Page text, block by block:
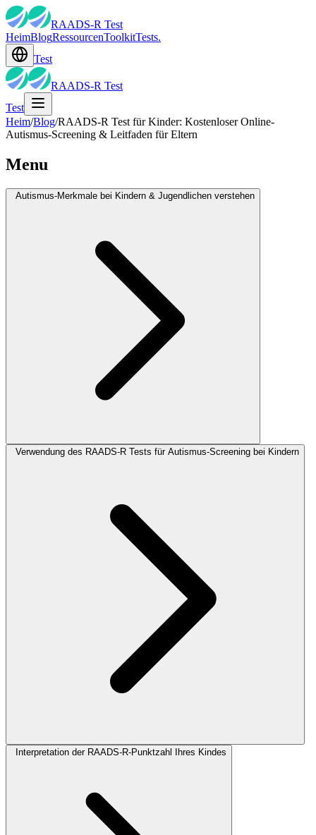
RAADS-R Test
HeimBlogRessourcenToolkitTests.
Test
RAADS-R Test
Test
Heim/Blog/RAADS-R Test für Kinder: Kostenloser Online-
Autismus-Screening & Leitfaden für Eltern
Menu
Autismus-Merkmale bei Kindern & Jugendlichen verstehen
Verwendung des RAADS-R Tests für Autismus-Screening bei Kindern
Interpretation der RAADS-R-Punktzahl Ihres Kindes